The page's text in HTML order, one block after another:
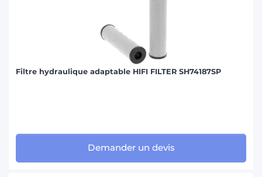
Filtre hydraulique adaptable HIFI FILTER SH74187SP
Demander un devis